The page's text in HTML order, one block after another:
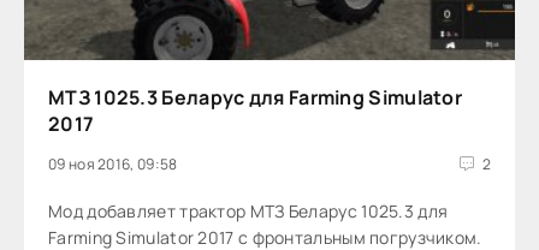
МТЗ 1025.3 Беларус для Farming Simulator
2017
09 ноя 2016, 09:58 2
Мод добавляет трактор МТЗ Беларус 1025.3 для
Farming Simulator 2017 с фронтальным погрузчиком.